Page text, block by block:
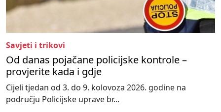
Savjeti i trikovi
Od danas pojačane policijske kontrole –
provjerite kada i gdje
Cijeli tjedan od 3. do 9. kolovoza 2026. godine na
području Policijske uprave br...